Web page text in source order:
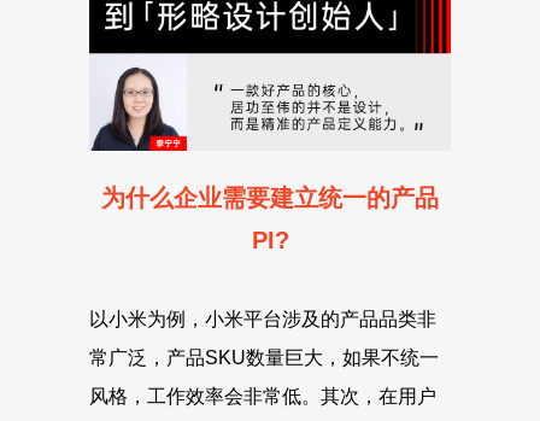
为什么企业需要建立统一的产品
PI?
以小米为例，小米平台涉及的产品品类非
常广泛，产品SKU数量巨大，如果不统一
风格，工作效率会非常低。其次，在用户